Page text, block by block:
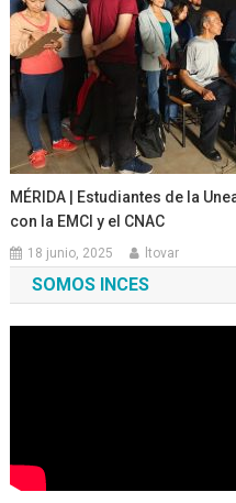
MÉRIDA | Estudiantes de la
con la EMCI y el CNAC
18 junio, 2025 ltovar
SOMOS INCES